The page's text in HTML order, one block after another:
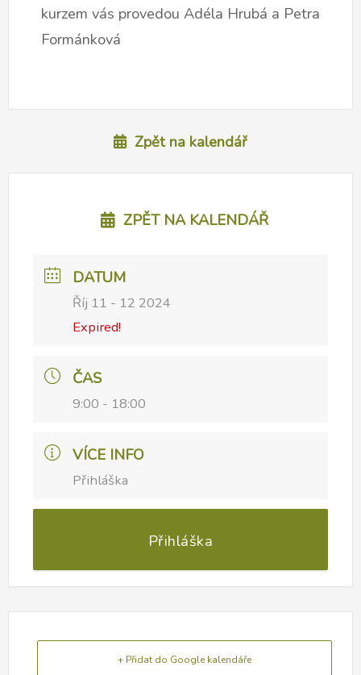
kurzem vás provedou Adéla Hrubá a Petra
Formánková
Zpět na kalendář
ZPĚT NA KALENDÁŘ
DATUM
Říj 11 - 12 2024
Expired!
ČAS
9:00 - 18:00
VÍCE INFO
Přihláška
Přihláška
+ Přidat do Google kalendáře